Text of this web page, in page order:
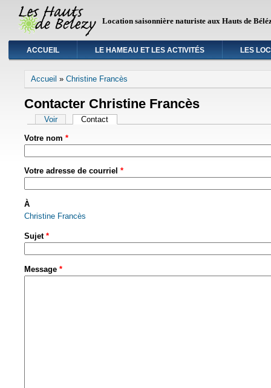
Location saisonnière naturiste aux Hauts de
ACCUEIL LE HAMEAU ET LES ACTIVITÉS LES
Vous êtes ici
Accueil » Christine Francès
Contacter Christine Francès
Primary tabs
Voir Contact
Votre nom *
Votre adresse de courriel *
À
Christine Francès
Sujet *
Message *